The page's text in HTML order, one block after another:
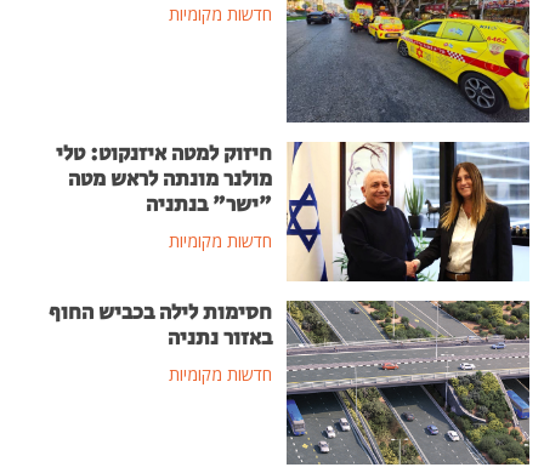
חדשות מקומיות
חיזוק למטה איזנקוט: טלי
מולנר מונתה לראש מטה
"ישר" בנתניה
חדשות מקומיות
חסימות לילה בכביש החוף
באזור נתניה
חדשות מקומיות